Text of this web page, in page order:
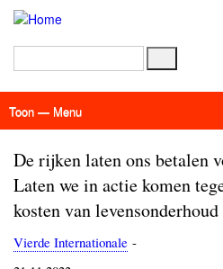
Zoeken
Menu
Toon — Menu
De rijken laten ons betalen
Laten we in actie komen
kosten van levensonderhoud
Vierde Internationale -